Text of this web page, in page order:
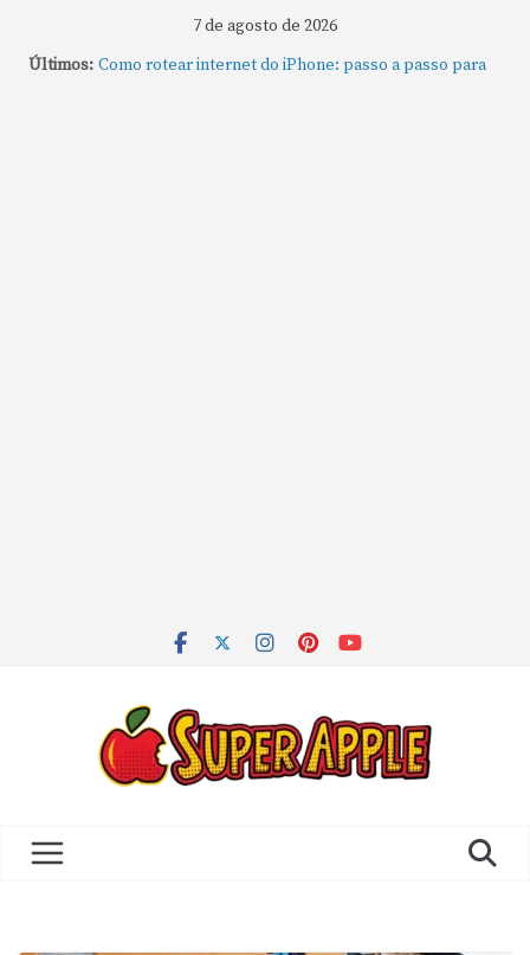
7 de agosto de 2026
Últimos: Como rotear internet do iPhone: passo a passo para